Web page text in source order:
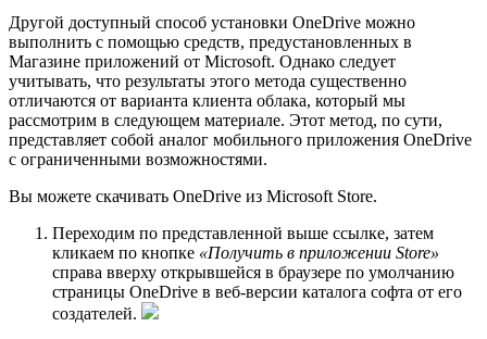
Другой доступный способ установки OneDrive можно
выполнить с помощью средств, предустановленных в
Магазине приложений от Microsoft. Однако следует
учитывать, что результаты этого метода существенно
отличаются от варианта клиента облака, который мы
рассмотрим в следующем материале. Этот метод, по сути,
представляет собой аналог мобильного приложения OneDrive
с ограниченными возможностями.
Вы можете скачивать OneDrive из Microsoft Store.
Переходим по представленной выше ссылке, затем
кликаем по кнопке «Получить в приложении Store»
справа вверху открывшейся в браузере по умолчанию
страницы OneDrive в веб-версии каталога софта от его
создателей.